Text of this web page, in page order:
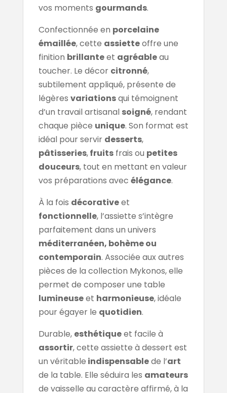
vos moments gourmands.
Confectionnée en porcelaine
émaillée, cette assietteoffre une
finition brillanteet agréableau
toucher. Le décor citronné,
subtilement appliqué, présente de
légères variationsqui témoignent
d’un travail artisanal soigné, rendant
chaque pièce unique. Son format est
idéal pour servir desserts,
pâtisseries,fruitsfrais ou petites
douceurs, tout en mettant en valeur
vos préparations avec élégance.
À la fois décorativeet
fonctionnelle, l’assiette s’intègre
parfaitement dans un univers
méditerranéen, bohème ou
contemporain. Associée aux autres
pièces de la collection Mykonos, elle
permet de composer une table
lumineuseet harmonieuse, idéale
pour égayer le quotidien.
Durable, esthétiqueet facile à
assortir, cette assiette à dessert est
un véritable indispensablede l’art
de la table. Elle séduira les amateurs
de vaisselle au caractère affirmé, à la